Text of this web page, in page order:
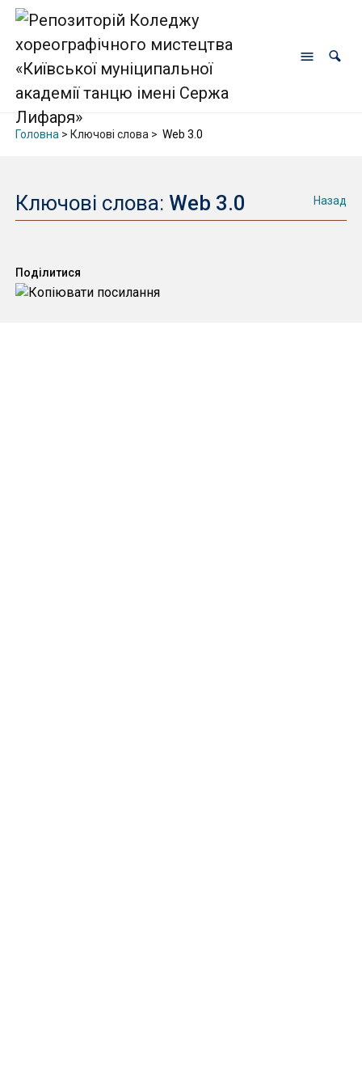
Головна > Ключові слова > Web 3.0
Ключові слова: Web 3.0 Назад
Поділитися